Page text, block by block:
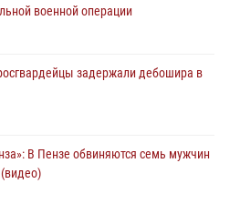
военной операции
задержали дебошира в
В Пензе обвиняются семь мужчин